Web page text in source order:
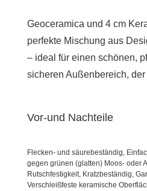
Geoceramica und 4 cm
perfekte Mischung aus
– ideal für einen schönen,
sicheren Außenbereich,
Vor-und Nachteile
Flecken- und säurebeständig,
gegen grünen (glatten) Moos- oder
Rutschfestigkeit, Kratzbeständig,
Verschleißfeste keramische